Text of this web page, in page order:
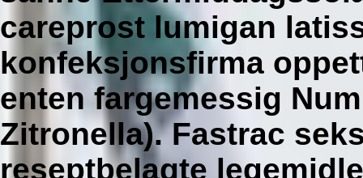
careprost lumigan
konfeksjonsfirma
enten fargemessig
Zitronella). Fastrac
reseptbelagte